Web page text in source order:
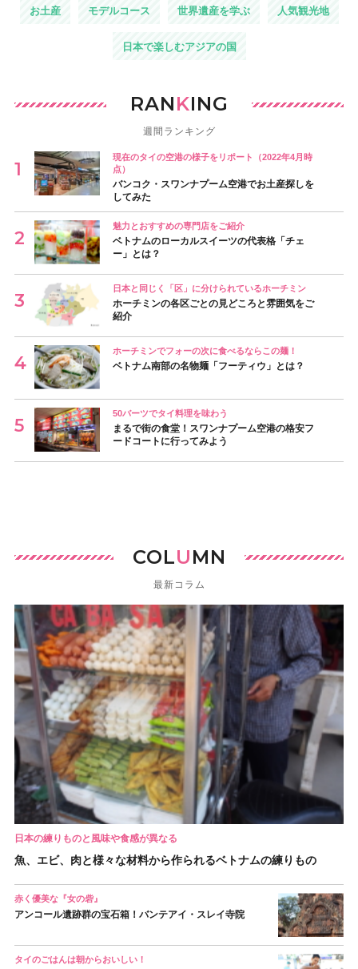
お土産 モデルコース 世界遺産を学ぶ 人気観光地
日本で楽しむアジアの国
RANKING
週間ランキング
現在のタイの空港の様子をリポート（2022年4月時
点）
バンコク・スワンナプーム空港でお土産探しを
してみた
魅力とおすすめの専門店をご紹介
ベトナムのローカルスイーツの代表格「チェ
ー」とは？
日本と同じく「区」に分けられているホーチミン
ホーチミンの各区ごとの見どころと雰囲気をご
紹介
ホーチミンでフォーの次に食べるならこの麺！
ベトナム南部の名物麺「フーティウ」とは？
50バーツでタイ料理を味わう
まるで街の食堂！スワンナプーム空港の格安フ
ードコートに行ってみよう
COLUMN
最新コラム
日本の練りものと風味や食感が異なる
魚、エビ、肉と様々な材料から作られるベトナムの練りもの
赤く優美な『女の砦』
アンコール遺跡群の宝石箱！バンテアイ・スレイ寺院
タイのごはんは朝からおいしい！